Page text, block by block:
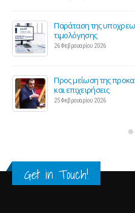
Παράταση της
τιμολόγησης
26 Φεβρουαρίου 2026
Προς μείωση της
και επιχειρήσεις
25 Φεβρουαρίου 2026
Get in Touch!